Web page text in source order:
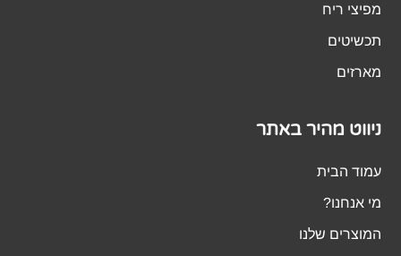
מפיצי ריח
תכשיטים
מארזים
ניווט מהיר באתר
עמוד הבית
מי אנחנו?
המוצרים שלנו